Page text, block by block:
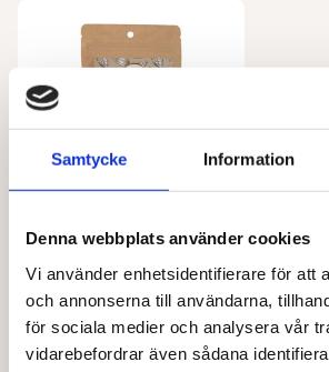
Samtycke Information
Denna webbplats använder cookies
Vi använder enhetsidentifierare för att
och annonserna till användarna,
för sociala medier och analysera vår
vidarebefordrar även sådana
ALIVE FOODS
Hot chocolate chili EKO 150 g
84,00kr
Lägg till i varukorg